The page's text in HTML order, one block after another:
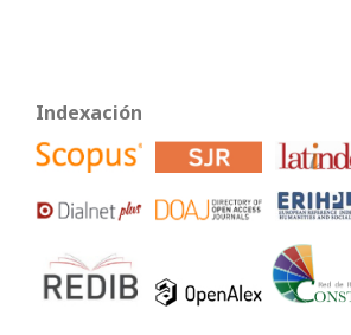
Indexación